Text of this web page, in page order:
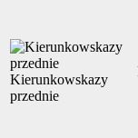
Kierunkowskazy
przednie